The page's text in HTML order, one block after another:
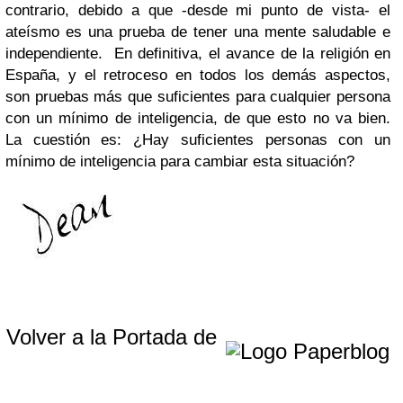
contrario, debido a que -desde mi punto de vista-el
ateísmo es una prueba de tener una mente saludable e
independiente.
En definitiva, el avance de la religión en
España, y el retroceso en todos los demás aspectos,
son pruebas más que suficientes para cualquier persona
con un mínimo de inteligencia, de que esto no va bien.
La cuestión es: ¿Hay suficientes personas con un
mínimo de inteligencia para cambiar esta situación?
Volver a la Portada de